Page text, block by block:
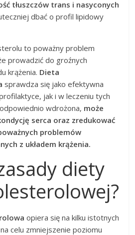
tłuszczów trans i nasyconych
dbać o profil lipidowy
to poważny problem
prowadzić do groźnych
krążenia. Dieta
sprawdza się jako efektywna
jak i w leczeniu tych
wdrożona, może
serca oraz zredukować
problemów
z układem krążenia.
diety
opiera się na kilku istotnych
celu zmniejszenie poziomu